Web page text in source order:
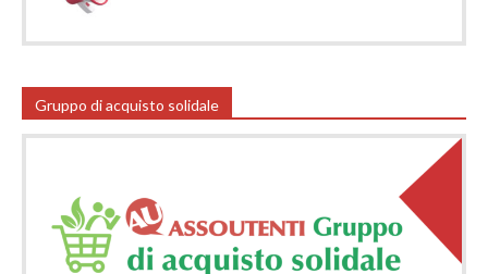
Gruppo di acquisto solidale